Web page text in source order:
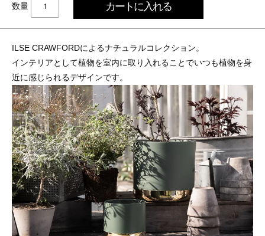
数量
ILSE CRAWFORDによるナチュラルコレクション。
インテリアとして植物を室内に取り入れることでいつも植物を身
近に感じられるデザインです。